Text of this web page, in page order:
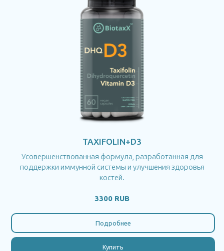
TAXIFOLIN+D3
Усовершенствованная формула, разработанная для
поддержки иммунной системы и улучшения здоровья
костей.
3300 RUB
Подробнее
Купить